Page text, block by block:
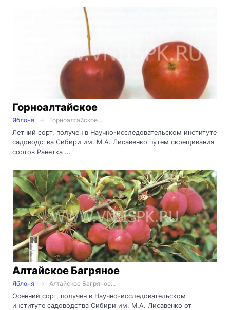
Горноалтайское
Яблоня
Горноалтайское...
Летний сорт, получен в Научно-исследовательском институте
садоводства Сибири им. М.А. Лисавенко путем скрещивания
сортов Ранетка ...
Алтайское Багряное
Яблоня
Алтайское Багряное...
Осенний сорт, получен в Научно-исследовательском
институте садоводства Сибири им. М.А. Лисавенко от